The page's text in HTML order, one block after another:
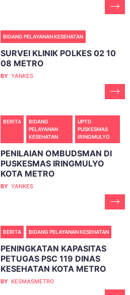
BIDANG PELAYANAN KESEHATAN
SURVEI KLINIK POLKES 02 10
08 METRO
BY YANKES
BERITA
BIDANG
PELAYANAN
KESEHATAN
UPTD
PUSKESMAS
IRINGMULYO
PENILAIAN OMBUDSMAN DI
PUSKESMAS IRINGMULYO
KOTA METRO
BY YANKES
BERITA BIDANG PELAYANAN KESEHATAN
PENINGKATAN KAPASITAS
PETUGAS PSC 119 DINAS
KESEHATAN KOTA METRO
BY KESMASMETRO